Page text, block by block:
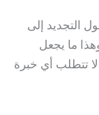
التجديد إلى
ما يجعل
تتطلب أي خبرة